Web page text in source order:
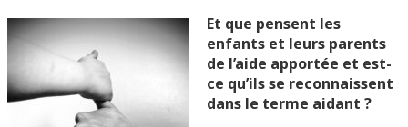
Et que pensent les
enfants et leurs parents
de l’aide apportée et est-
ce qu’ils se reconnaissent
dans le terme aidant ?